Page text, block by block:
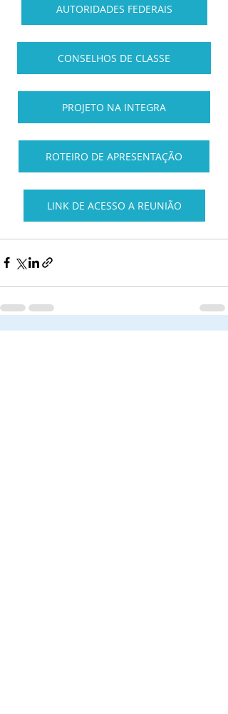
AUTORIDADES FEDERAIS
CONSELHOS DE CLASSE
PROJETO NA INTEGRA
ROTEIRO DE APRESENTAÇÃO
LINK DE ACESSO A REUNIÃO